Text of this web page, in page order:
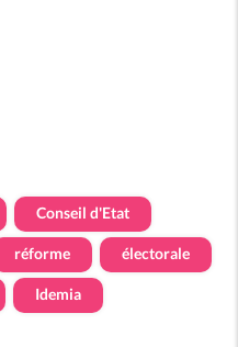
Conseil d'Etat
réforme électorale
Idemia